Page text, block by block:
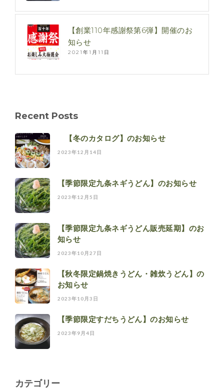
【創業110年感謝祭第6弾】開催のお
知らせ
2021年1月11日
Recent Posts
【冬のカタログ】のお知らせ
2023年12月14日
【季節限定九条ネギうどん】のお知らせ
2023年12月5日
【季節限定九条ネギうどん販売延期】のお
知らせ
2023年10月27日
【秋冬限定鍋焼きうどん・雑炊うどん】の
お知らせ
2023年10月3日
【季節限定すだちうどん】のお知らせ
2023年9月4日
カテゴリー